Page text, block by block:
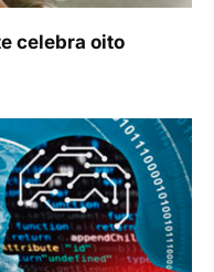
celebra oito